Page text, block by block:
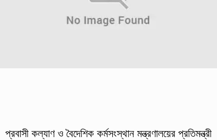
প্রবাসী কল্যাণ ও বৈদেশিক কর্মসংস্থান মন্ত্রণালয়ের প্রতিমন্ত্রী